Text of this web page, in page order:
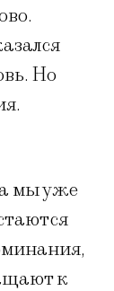
Но
мы уже
к